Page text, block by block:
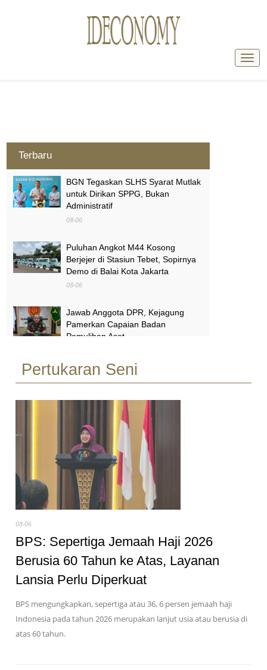
Terbaru
BGN Tegaskan SLHS Syarat Mutlak
untuk Dirikan SPPG, Bukan
Administratif
08-06
Puluhan Angkot M44 Kosong
Berjejer di Stasiun Tebet, Sopirnya
Demo di Balai Kota Jakarta
08-06
Jawab Anggota DPR, Kejagung
Pamerkan Capaian Badan
Pemulihan Aset
Melihat Terminal Pondok Cabe
Jadi Lokasi Syuting No Na
Pertukaran Seni
08-06
BPS: Sepertiga Jemaah Haji 2026
Berusia 60 Tahun ke Atas, Layanan
Lansia Perlu Diperkuat
BPS mengungkapkan, sepertiga atau 36, 6 persen jemaah haji
Indonesia pada tahun 2026 merupakan lanjut usia atau berusia di
atas 60 tahun.